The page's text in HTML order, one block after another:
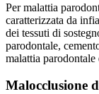
Per malattia
caratterizzata da
dei tessuti di
parodontale,
malattia parodontale
Malocclusione